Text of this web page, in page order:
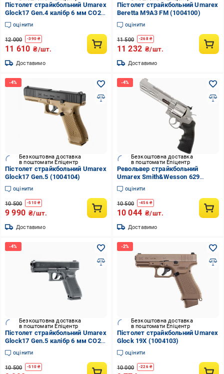
Пістолет страйкбольний Umarex
Glock17 Gen.4 калібр 6 мм CO2
Blowback (1003985)
оцінити
12 000 -390 ₴
11 610 ₴/шт.
Доставимо
Пістолет страйкбольний Umarex
Beretta M9A3 FM (1004100)
оцінити
11 500 -268₴
11 232 ₴/шт.
Доставимо
Безкоштовна доставка
в поштомати Епіцентр
Пістолет страйкбольний Umarex
Glock17 Gen.5 (1004104)
оцінити
10 500 -510 ₴
9 990 ₴/шт.
Доставимо
Безкоштовна доставка
в поштомати Епіцентр
Револьвер страйкбольний
Umarex Smith&Wesson 629
Competitor 6" (1004135)
оцінити
10 500 -456₴
10 044 ₴/шт.
Доставимо
Безкоштовна доставка
в поштомати Епіцентр
Пістолет страйкбольний Umarex
Glock17 Gen.5 калібр 6 мм CO2
Blowback (1003677)
оцінити
10 500 -510 ₴
Безкоштовна доставка
в поштомати Епіцентр
Пістолет страйкбольний Umarex
Glock 19X (1004103)
оцінити
10 000 -226₴